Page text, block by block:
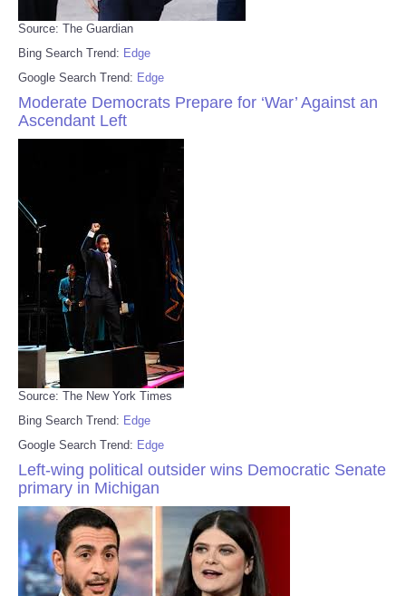
Source: The Guardian
Bing Search Trend: Edge
Google Search Trend: Edge
Moderate Democrats Prepare for ‘War’ Against an
Ascendant Left
Source: The New York Times
Bing Search Trend: Edge
Google Search Trend: Edge
Left-wing political outsider wins Democratic Senate
primary in Michigan